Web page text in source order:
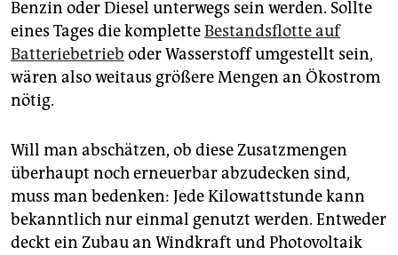
Benzin oder Diesel unterwegs sein werden. Sollte
eines Tages die kompletteBestandsflotte auf
Batteriebetrieb oder Wasserstoff umgestellt sein,
wären also weitaus größere Mengen an Ökostrom
nötig.
Will man abschätzen, ob diese Zusatzmengen
überhaupt noch erneuerbar abzudecken sind,
muss man bedenken: Jede Kilowattstunde kann
bekanntlich nur einmal genutzt werden. Entweder
deckt ein Zubau an Windkraft und Photovoltaik